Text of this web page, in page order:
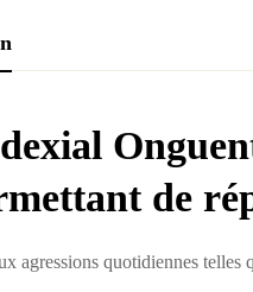
de
agressions quotidiennes telles